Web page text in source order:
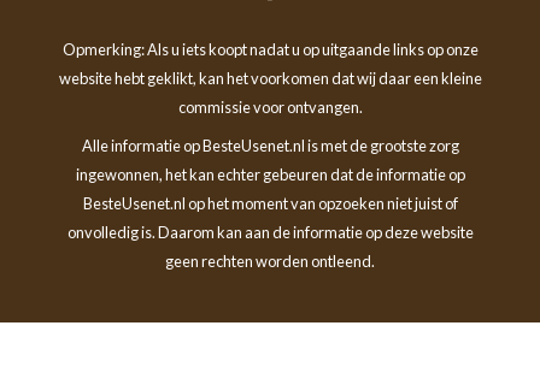
Opmerking: Als u iets koopt nadat u op uitgaande links op onze
website hebt geklikt, kan het voorkomen dat wij daar een kleine
commissie voor ontvangen.
Alle informatie op BesteUsenet.nl is met de grootste zorg
ingewonnen, het kan echter gebeuren dat de informatie op
BesteUsenet.nl op het moment van opzoeken niet juist of
onvolledig is. Daarom kan aan de informatie op deze website
geen rechten worden ontleend.